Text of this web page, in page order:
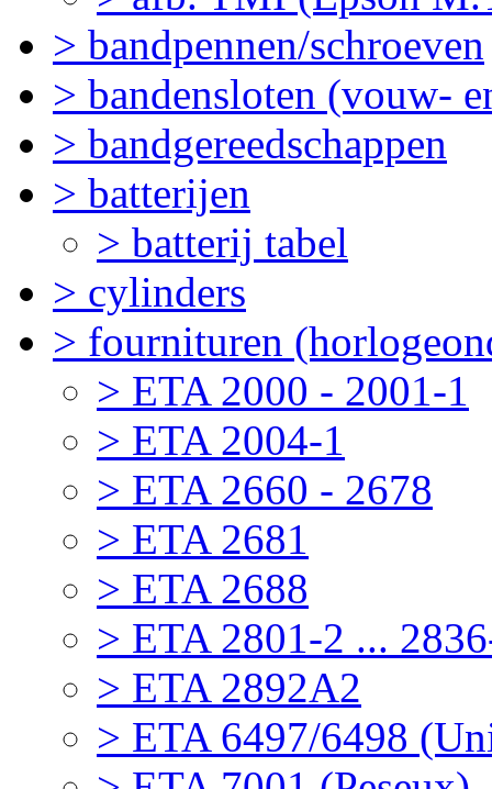
> bandpennen/schroeven
> bandensloten (vouw-
> bandgereedschappen
> batterijen
> batterij tabel
> cylinders
> fournituren
> ETA 2000 - 2001-1
> ETA 2004-1
> ETA 2660 - 2678
> ETA 2681
> ETA 2688
> ETA 2801-2 ...
> ETA 2892A2
> ETA 6497/6498